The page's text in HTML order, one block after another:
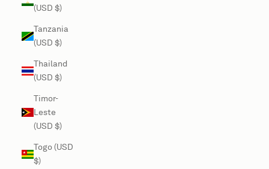
(USD $)
Tanzania
(USD $)
Thailand
(USD $)
Timor-
Leste
(USD $)
Togo (USD
$)